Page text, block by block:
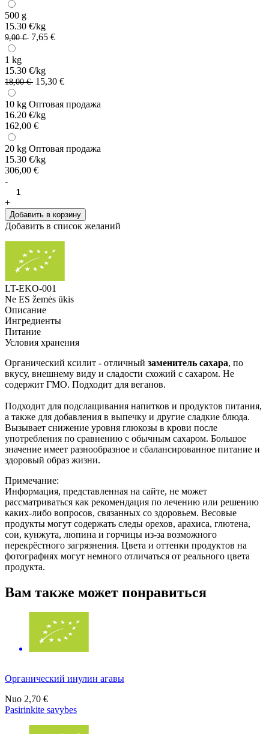
500 g
15.30 €/kg
9,00 € 7,65 €
1 kg
15.30 €/kg
18,00 € 15,30 €
10 kg Оптовая продажа
16.20 €/kg
162,00 €
20 kg Оптовая продажа
15.30 €/kg
306,00 €
-
+
Добавить в корзину
Добавить в список желаний
LT-EKO-001
Ne ES žemės ūkis
Описание
Ингредиенты
Питание
Условия хранения
Органический ксилит - отличный заменитель сахара, по
вкусу, внешнему виду и сладости схожий с сахаром. Не
содержит ГМО. Подходит для веганов.
Подходит для подслащивания напитков и продуктов питания,
а также для добавления в выпечку и другие сладкие блюда.
Вызывает снижение уровня глюкозы в крови после
употребления по сравнению с обычным сахаром. Большое
значение имеет разнообразное и сбалансированное питание и
здоровый образ жизни.
Примечание:
Информация, представленная на сайте, не может
рассматриваться как рекомендация по лечению или решению
каких-либо вопросов, связанных со здоровьем. Весовые
продукты могут содержать следы орехов, арахиса, глютена,
сои, кунжута, люпина и горчицы из-за возможного
перекрёстного загрязнения. Цвета и оттенки продуктов на
фотографиях могут немного отличаться от реального цвета
продукта.
Вам также может понравиться
Органический инулин агавы
Nuo 2,70 €
Pasirinkite savybes